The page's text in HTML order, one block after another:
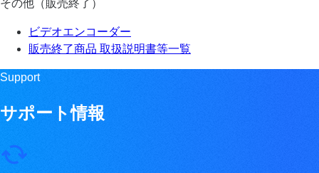
その他（販売終了）
ビデオエンコーダー
販売終了商品 取扱説明書等一覧
Support
サポート情報